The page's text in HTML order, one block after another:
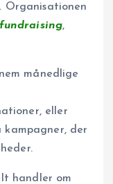
. Organisationen
fundraising,
månedlige
eller
der
handler om